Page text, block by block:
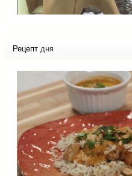
Рецепт дня